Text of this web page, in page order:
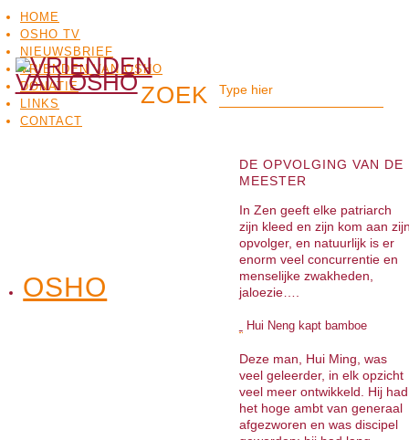
HOME
OSHO TV
NIEUWSBRIEF
VRIENDEN VAN OSHO
DONATIE
LINKS
CONTACT
OSHOOSHO MEDITATIE
DE OPVOLGING VAN DE
MEESTER
In Zen geeft elke patriarch
zijn kleed en zijn kom aan
opvolger, en natuurlijk is er
enorm veel concurrentie en
menselijke zwakheden,
jaloezie….
Hui Neng kapt bamboe
Deze man, Hui Ming, was
veel geleerder, in elk opzicht
veel meer ontwikkeld. Hij had
het hoge ambt van generaal
afgezworen en was discipel